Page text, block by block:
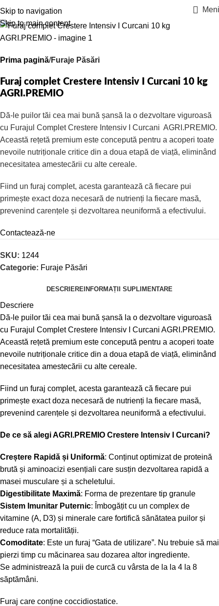
Skip to navigation
Skip to main content
Prima pagină Furaje Păsări
Furaj complet Crestere Intensiv I Curcani 10 kg
AGRI.PREMIO
Dă-le puilor tăi cea mai bună șansă la o dezvoltare viguroasă
cu Furajul Complet Crestere Intensiv I Curcani AGRI.PREMIO.
Această rețetă premium este concepută pentru a acoperi toate
nevoile nutriționale critice din a doua etapă de viață, eliminând
necesitatea amestecării cu alte cereale.
Fiind un furaj complet, acesta garantează că fiecare pui
primește exact doza necesară de nutrienți la fiecare masă,
prevenind carențele și dezvoltarea neuniformă a efectivului.
Contactează-ne
SKU: 1244
Categorie: Furaje Păsări
DESCRIEREINFORMAȚII SUPLIMENTARE
Descriere
Dă-le puilor tăi cea mai bună șansă la o dezvoltare viguroasă
cu Furajul Complet Crestere Intensiv I Curcani AGRI.PREMIO.
Această rețetă premium este concepută pentru a acoperi toate
nevoile nutriționale critice din a doua etapă de viață, eliminând
necesitatea amestecării cu alte cereale.
Fiind un furaj complet, acesta garantează că fiecare pui
primește exact doza necesară de nutrienți la fiecare masă,
prevenind carențele și dezvoltarea neuniformă a efectivului.
De ce să alegi AGRI.PREMIO Crestere Intensiv I Curcani?
Creștere Rapidă și Uniformă: Conținut optimizat de proteină
brută și aminoacizi esențiali care susțin dezvoltarea rapidă a
masei musculare și a scheletului.
Digestibilitate Maximă: Forma de prezentare tip granule
Sistem Imunitar Puternic: Îmbogățit cu un complex de
vitamine (A, D3) și minerale care fortifică sănătatea puilor și
reduce rata mortalității.
Comoditate: Este un furaj “Gata de utilizare”. Nu trebuie să mai
pierzi timp cu măcinarea sau dozarea altor ingrediente.
Se administrează la puii de curcă cu vârsta de la la 4 la 8
săptămâni.
Furaj care conține coccidiostatice.